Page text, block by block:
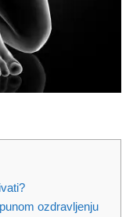
ozdravljenju